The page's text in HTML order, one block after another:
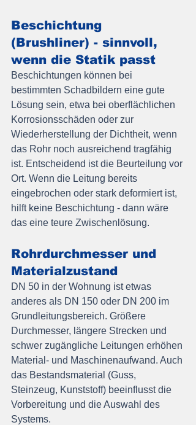
Beschichtung
(Brushliner) - sinnvoll,
wenn die Statik passt
Beschichtungen können bei
bestimmten Schadbildern eine gute
Lösung sein, etwa bei oberflächlichen
Korrosionsschäden oder zur
Wiederherstellung der Dichtheit, wenn
das Rohr noch ausreichend tragfähig
ist. Entscheidend ist die Beurteilung vor
Ort. Wenn die Leitung bereits
eingebrochen oder stark deformiert ist,
hilft keine Beschichtung - dann wäre
das eine teure Zwischenlösung.
Rohrdurchmesser und
Materialzustand
DN 50 in der Wohnung ist etwas
anderes als DN 150 oder DN 200 im
Grundleitungsbereich. Größere
Durchmesser, längere Strecken und
schwer zugängliche Leitungen erhöhen
Material- und Maschinenaufwand. Auch
das Bestandsmaterial (Guss,
Steinzeug, Kunststoff) beeinflusst die
Vorbereitung und die Auswahl des
Systems.